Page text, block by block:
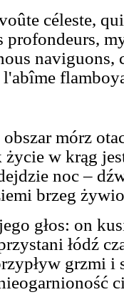
céleste,
profondeurs,
naviguons,
l'abîme
obszar mórz
życie w krąg
noc –
brzeg
głos: on
łódź
grzmi i